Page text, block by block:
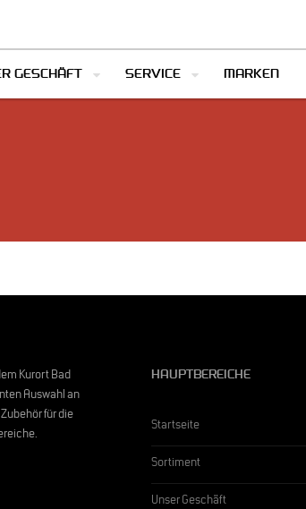
GESCHÄFT SERVICE MARKEN
Kurort Bad
Auswahl an
für die
HAUPTBEREICHE
Startseite
Sortiment
Unser Geschäft